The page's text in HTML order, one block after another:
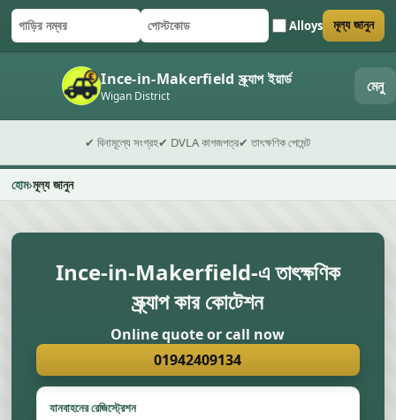
গাড়ির নম্বর
পোস্টকোড Alloys
ফর্ম জমা দিন মূল্য জানুন
Ince-in-Makerfield স্ক্র্যাপ ইয়ার্ড
Wigan District মেনু
✔ বিনামূল্যে সংগ্রহ✔ DVLA কাগজপত্র✔ তাৎক্ষণিক পেমেন্ট
হোম মূল্য জানুন
Ince-in-Makerfield-এ তাৎক্ষণিক
স্ক্র্যাপ কার কোটেশন
Online quote or call now
01942409134
যানবাহনের রেজিস্ট্রেশন